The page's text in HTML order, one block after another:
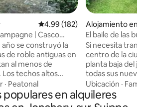
Calificación promedio: 4.99 de
4.99 (182)
| Casco
año se construyó la
de roble antiguas en
al menos de
Los techos altos
amplio y ventilado,
en tres plantas. El
de
· Peatonal
Alojamiento en
El baile de las
Si necesita
centro de la
planta baja del
todas sus nuevas
está hiperlimpia Disfrutará del jardín
cerrado y de su
accesible todo el
Ubicación ·
populares en alquileres